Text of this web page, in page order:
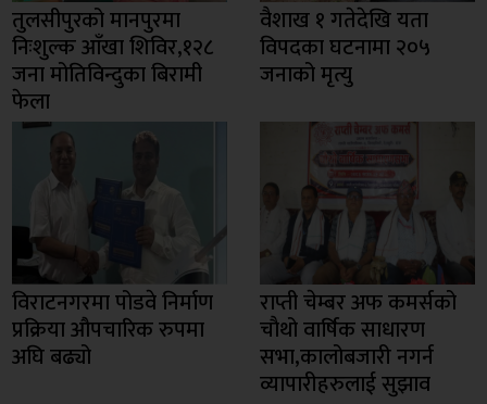
तुलसीपुरको मानपुरमा
निःशुल्क आँखा शिविर,१२८
जना मोतिविन्दुका बिरामी
फेला
वैशाख १ गतेदेखि यता
विपदका घटनामा २०५
जनाको मृत्यु
विराटनगरमा पोडवे निर्माण
प्रक्रिया औपचारिक रुपमा
अघि बढ्यो
राप्ती चेम्बर अफ कमर्सको
चाैथो वार्षिक साधारण
सभा,कालोबजारी नगर्न
व्यापारीहरुलाई सुझाव